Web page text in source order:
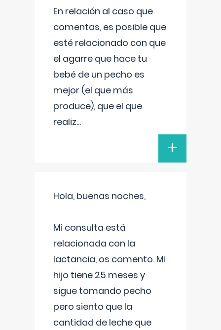
En relación al caso que
comentas, es posible que
esté relacionado con que
el agarre que hace tu
bebé de un pecho es
mejor (el que más
produce), que el que
realiz...
+
Hola, buenas noches,
Mi consulta está
relacionada con la
lactancia, os comento. Mi
hijo tiene 25 meses y
sigue tomando pecho
pero siento que la
cantidad de leche que